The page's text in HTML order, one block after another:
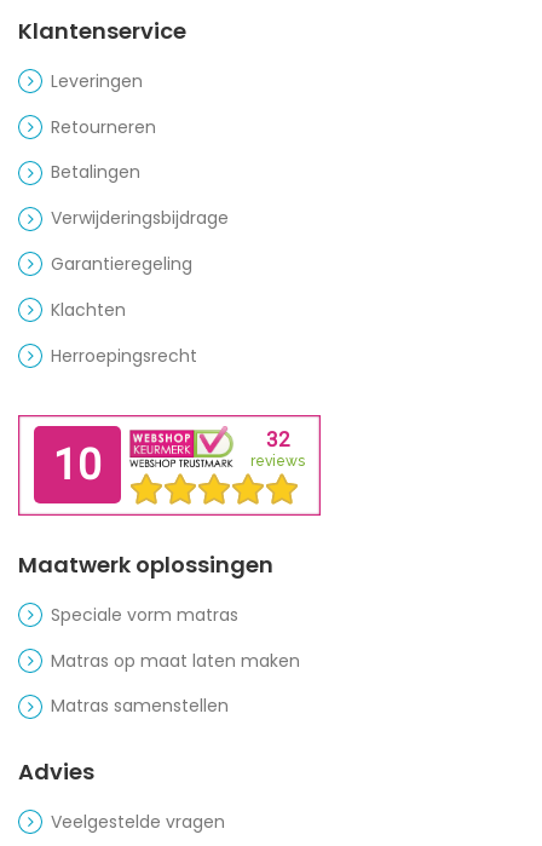
Klantenservice
Leveringen
Retourneren
Betalingen
Verwijderingsbijdrage
Garantieregeling
Klachten
Herroepingsrecht
Maatwerk oplossingen
Speciale vorm matras
Matras op maat laten maken
Matras samenstellen
Advies
Veelgestelde vragen